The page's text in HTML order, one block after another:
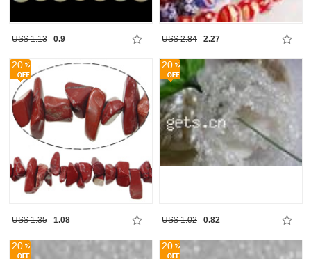
US$ 1.13 0.9 US$ 2.84 2.27
20
US$ 1.35 1.08
20
US$ 1.02 0.82
20 20